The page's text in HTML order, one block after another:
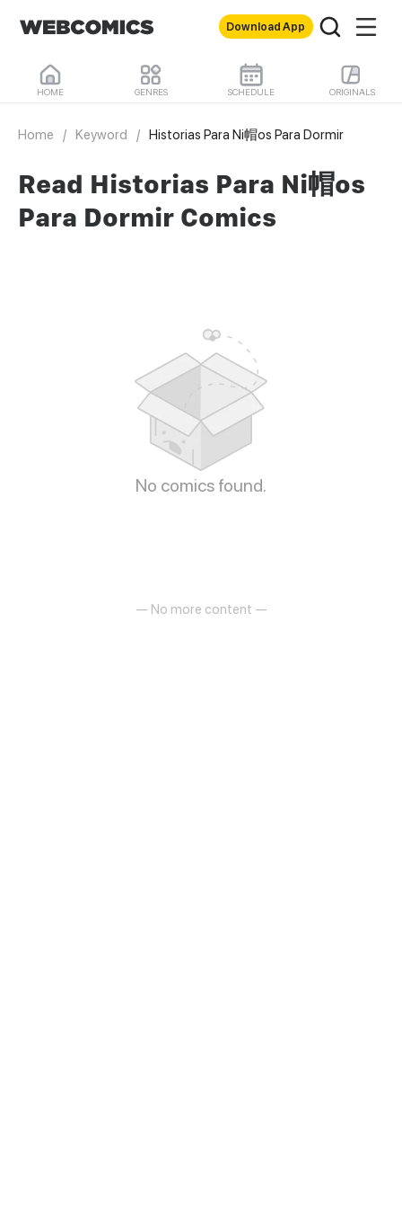
Download App
HOME GENRES SCHEDULE ORIGINALS
Home / Keyword / Historias Para Ni帽os Para Dormir
Read Historias Para Ni帽os
Para Dormir Comics
No comics found.
— No more content —